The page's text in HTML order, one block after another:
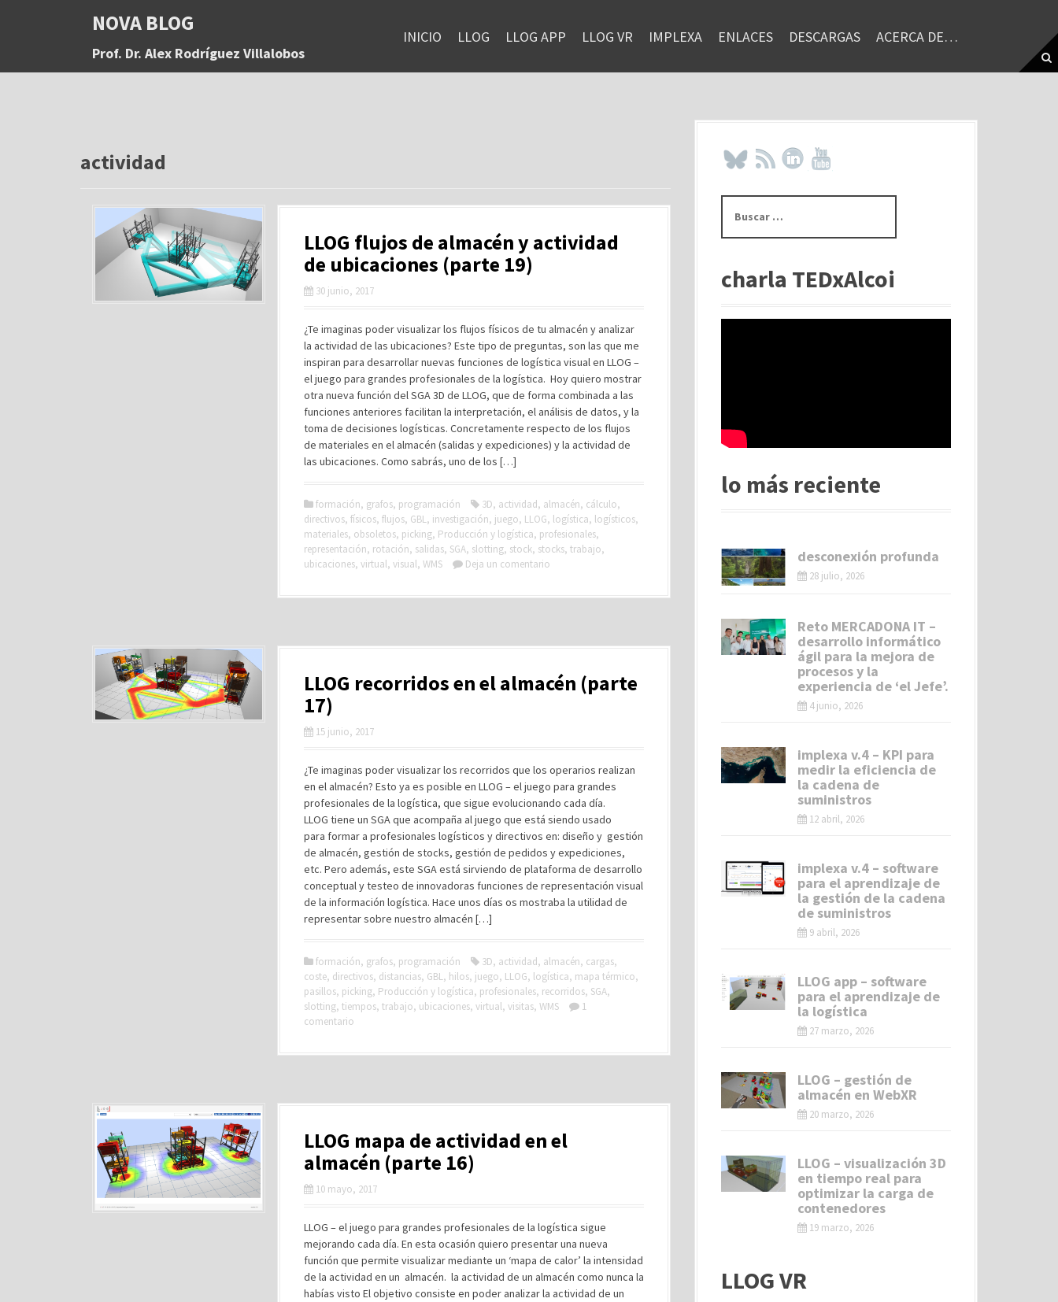
a
NOVA BLOG
Prof. Dr. Alex Rodríguez Villalobos
INICIO LLOG LLOG APP LLOG VR IMPLEXA ENLACES DESCARGAS ACERCA DE…
actividad
LLOG flujos de almacén y actividad
de ubicaciones (parte 19)
30 junio, 2017
¿Te imaginas poder visualizar los flujos físicos de tu almacén y analizar
la actividad de las ubicaciones? Este tipo de preguntas, son las que me
inspiran para desarrollar nuevas funciones de logística visual en LLOG –
el juego para grandes profesionales de la logística. Hoy quiero mostrar
otra nueva función del SGA 3D de LLOG, que de forma combinada a las
funciones anteriores facilitan la interpretación, el análisis de datos, y la
toma de decisiones logísticas. Concretamente respecto de los flujos
de materiales en el almacén (salidas y expediciones) y la actividad de
las ubicaciones. Como sabrás, uno de los […]
formación, grafos, programación 3D, actividad, almacén, cálculo,
directivos, físicos, flujos, GBL, investigación, juego, LLOG, logística, logísticos,
materiales, obsoletos, picking, Producción y logística, profesionales,
representación, rotación, salidas, SGA, slotting, stock, stocks, trabajo,
ubicaciones, virtual, visual, WMS Deja un comentario
LLOG recorridos en el almacén (parte
17)
15 junio, 2017
¿Te imaginas poder visualizar los recorridos que los operarios realizan
en el almacén? Esto ya es posible en LLOG – el juego para grandes
profesionales de la logística, que sigue evolucionando cada día.
LLOG tiene un SGA que acompaña al juego que está siendo usado
para formar a profesionales logísticos y directivos en: diseño y gestión
de almacén, gestión de stocks, gestión de pedidos y expediciones,
etc. Pero además, este SGA está sirviendo de plataforma de desarrollo
conceptual y testeo de innovadoras funciones de representación visual
de la información logística. Hace unos días os mostraba la utilidad de
representar sobre nuestro almacén […]
formación, grafos, programación 3D, actividad, almacén, cargas,
coste, directivos, distancias, GBL, hilos, juego, LLOG, logística, mapa térmico,
pasillos, picking, Producción y logística, profesionales, recorridos, SGA,
slotting, tiempos, trabajo, ubicaciones, virtual, visitas, WMS
1
comentario
LLOG mapa de actividad en el
almacén (parte 16)
10 mayo, 2017
LLOG – el juego para grandes profesionales de la logística sigue
mejorando cada día. En esta ocasión quiero presentar una nueva
función que permite visualizar mediante un ‘mapa de calor’ la intensidad
de la actividad en un almacén. la actividad de un almacén como nunca la
habías visto El objetivo consiste en poder analizar la actividad de un
s
rcharla TEDxAlcoi
lo más reciente
desconexión profunda
28 julio, 2026
Reto MERCADONA IT –
desarrollo informático
ágil para la mejora de
procesos y la
experiencia de ‘el Jefe’.
4 junio, 2026
implexa v.4 – KPI para
medir la eficiencia de
la cadena de
suministros
12 abril, 2026
implexa v.4 – software
para el aprendizaje de
la gestión de la cadena
de suministros
9 abril, 2026
LLOG app – software
para el aprendizaje de
la logística
27 marzo, 2026
LLOG – gestión de
almacén en WebXR
20 marzo, 2026
LLOG – visualización 3D
en tiempo real para
optimizar la carga de
contenedores
19 marzo, 2026
LLOG VR